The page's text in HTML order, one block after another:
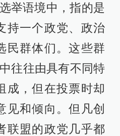
举语境中，指的是
持一个政党、政治
民群体们。这些群
往往由具有不同特
成，但在投票时却
见和倾向。但凡创
联盟的政党几乎都